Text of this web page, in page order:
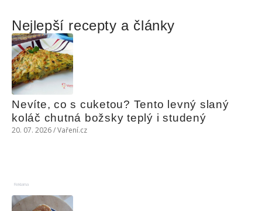
Nejlepší recepty a články
Nevíte, co s cuketou? Tento levný slaný
koláč chutná božsky teplý i studený
20. 07. 2026 / Vaření.cz
Reklama